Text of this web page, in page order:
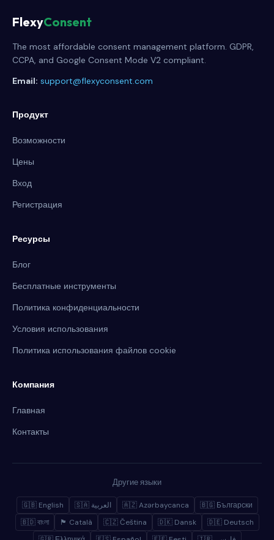
FlexyConsent
The most affordable consent management platform. GDPR,
CCPA, and Google Consent Mode V2 compliant.
Email: support@flexyconsent.com
Продукт
Возможности
Цены
Вход
Регистрация
Ресурсы
Блог
Бесплатные инструменты
Политика конфиденциальности
Условия использования
Политика использования файлов cookie
Компания
Главная
Контакты
Другие языки
🇬🇧 English 🇸🇦 العربية 🇦🇿 Azərbaycanca
🇧🇬 Български
🇧🇩 বাংলা
🏴 Català 🇨🇿 Čeština 🇩🇰 Dansk
🇩🇪 Deutsch